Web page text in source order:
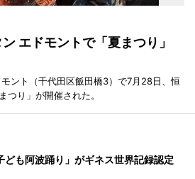
エドモントで「夏まつり」
ント（千代田区飯田橋3）で7月28日、恒
つり」が開催された。
ども阿波踊り」がギネス世界記録認定